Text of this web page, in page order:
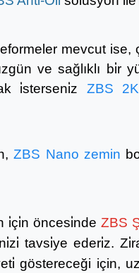
mevcut ise,
ve sağlıklı bi̇r
i̇sterseni̇z ZBS 2K
ZBS Nano zemin
i̇çi̇n öncesi̇nde ZBS
tavsi̇ye ederi̇z.
göstereceği için,